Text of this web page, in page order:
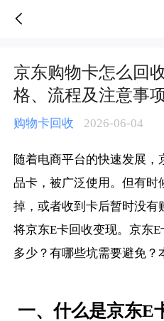
京东购物卡怎么回
格、流程及注意事
购物卡回收 2026-06-04
随着电商平台的快速发展
品卡，被广泛使用。但有时
掉，或者收到卡后暂时没有
将京东E卡回收变现。京东
多少？有哪些坑需要避免？
一、什么是京东E